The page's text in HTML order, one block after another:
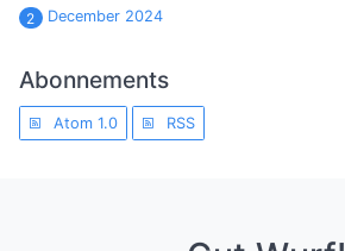
2
December 2024
Abonnements
Atom 1.0 RSS